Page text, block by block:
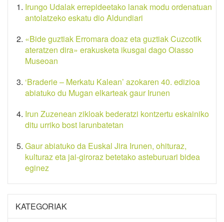
Irungo Udalak errepideetako lanak modu ordenatuan
antolatzeko eskatu dio Aldundiari
«Bide guztiak Erromara doaz eta guztiak Cuzcotik
ateratzen dira» erakusketa ikusgai dago Oiasso
Museoan
‘Braderie – Merkatu Kalean’ azokaren 40. edizioa
abiatuko du Mugan elkarteak gaur Irunen
Irun Zuzenean zikloak bederatzi kontzertu eskainiko
ditu urriko bost larunbatetan
Gaur abiatuko da Euskal Jira Irunen, ohituraz,
kulturaz eta jai-giroraz betetako asteburuari bidea
eginez
KATEGORIAK